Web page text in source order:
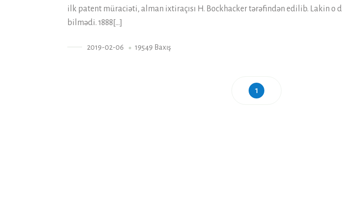
ilk patent müraciəti, alman ixtiraçısı H. Bockhacker tərəfindən edilib. Lakin o
bilmədi. 1888[...]
2019-02-06 19549 Baxış
1